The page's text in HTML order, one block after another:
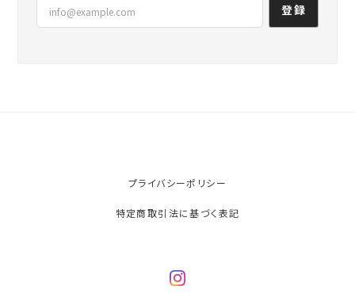
登録
プライバシーポリシー
特定商取引法に基づく表記